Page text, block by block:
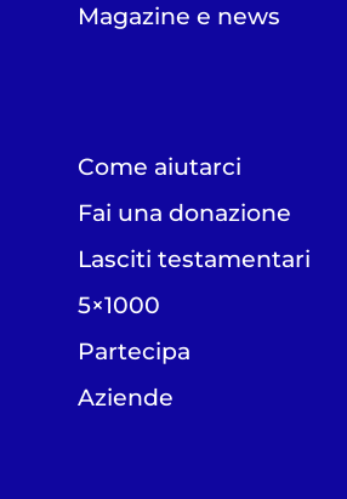
Magazine e news
Come aiutarci
Fai una donazione
Lasciti testamentari
5×1000
Partecipa
Aziende